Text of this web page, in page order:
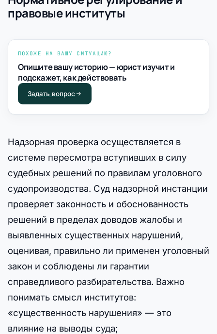
правовые институты
ПОХОЖЕ НА ВАШУ СИТУАЦИЮ?
Опишите вашу историю — юрист изучит и
подскажет, как действовать
Задать вопрос
Надзорная проверка осуществляется в
системе пересмотра вступивших в силу
судебных решений по правилам уголовного
судопроизводства. Суд надзорной инстанции
проверяет законность и обоснованность
решений в пределах доводов жалобы и
выявленных существенных нарушений,
оценивая, правильно ли применен уголовный
закон и соблюдены ли гарантии
справедливого разбирательства. Важно
понимать смысл институтов:
«существенность нарушения» — это
влияние на выводы суда;